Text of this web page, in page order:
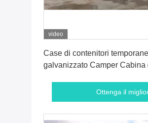
video
Case di contenitori
galvanizzato Camper Cabina
Ottenga il